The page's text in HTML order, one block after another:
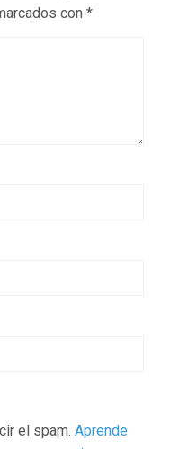
con *
el spam. Aprende